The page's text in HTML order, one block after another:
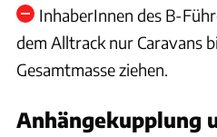
InhaberInnen des B-
dem Alltrack nur Caravans
Gesamtmasse ziehen.
Anhängekupplung